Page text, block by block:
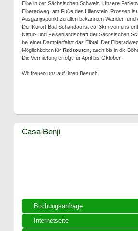
Elbe in der Sächsischen Schweiz. Unsere
Elberadweg, am Fuße des Lilienstein. Prossen ist
Ausgangspunkt zu allen bekannten Wander- und
Der Kurort Bad Schandau ist ca. 3km von uns
Natur- und Felsenlandschaft der Sächsischen
bei einer Dampferfahrt das Elbtal. Der
Möglichkeiten für Radtouren , auch bis in die
Die Vermietung erfolgt für April bis Oktober.
Wir freuen uns auf Ihren Besuch!
Buchungsanfrage
Internetseite
Casa Benji